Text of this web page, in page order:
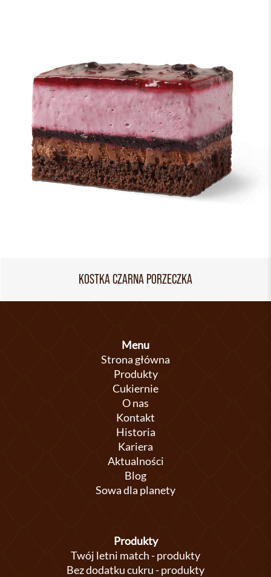
KOSTKA CZARNA PORZECZKA
Menu
Strona główna
Produkty
Cukiernie
O nas
Kontakt
Historia
Kariera
Aktualności
Blog
Sowa dla planety
Produkty
Twój letni match - produkty
Bez dodatku cukru - produkty